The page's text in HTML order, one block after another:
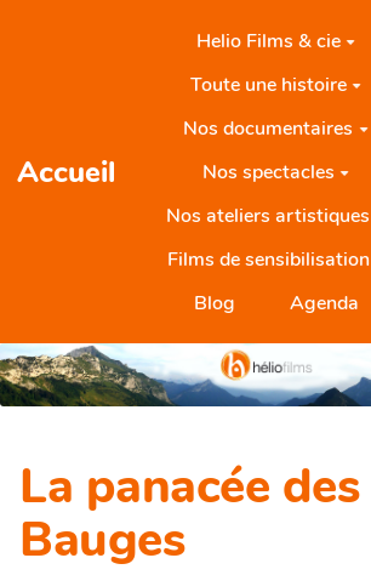
Aller au contenu principal
Accueil
Helio Films & cie
Toute une histoire
Nos documentaires
Nos spectacles
Nos ateliers artistiques
Films de sensibilisation
Blog
Agenda
La panacée des
Bauges